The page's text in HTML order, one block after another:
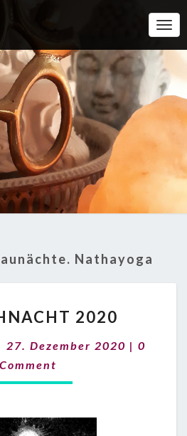
Nathayoga
RAUHNACHT
2020
27. Dezember 2020 | 0
Comment